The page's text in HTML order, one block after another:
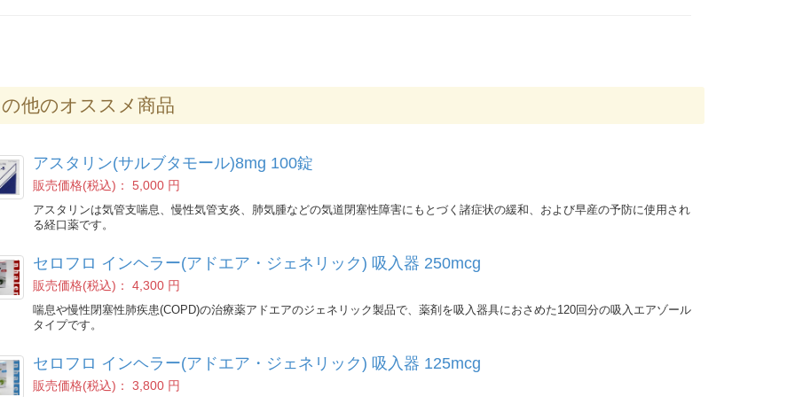
他のオススメ商品
アスタリン(サルブタモール)8mg 100錠
販売価格(税込)： 5,000 円
アスタリンは気管支喘息、慢性気管支炎、肺気腫などの気道閉塞性障害にもとづく諸症状の緩和、および早産の予防に使用され
る経口薬です。
セロフロ インヘラー(アドエア・ジェネリック) 吸入器 250mcg
販売価格(税込)： 4,300 円
喘息や慢性閉塞性肺疾患(COPD)の治療薬アドエアのジェネリック製品で、薬剤を吸入器具におさめた120回分の吸入エアゾール
タイプです。
セロフロ インヘラー(アドエア・ジェネリック) 吸入器 125mcg
販売価格(税込)： 3,800 円